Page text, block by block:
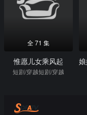
全 71 集
惟愿儿女乘风起
短剧/穿越短剧/穿越